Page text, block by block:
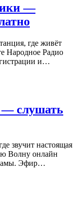
—
где живёт
Народное Радио
и…
— слушать
звучит настоящая
Волну онлайн
Эфир…